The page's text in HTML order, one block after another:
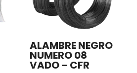
ALAMBRE NEGRO
NUMERO 08
VADO – CFR